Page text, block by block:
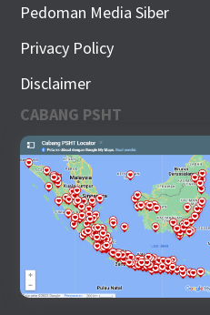
Pedoman Media Siber
Privacy Policy
Disclaimer
CABANG PSHT